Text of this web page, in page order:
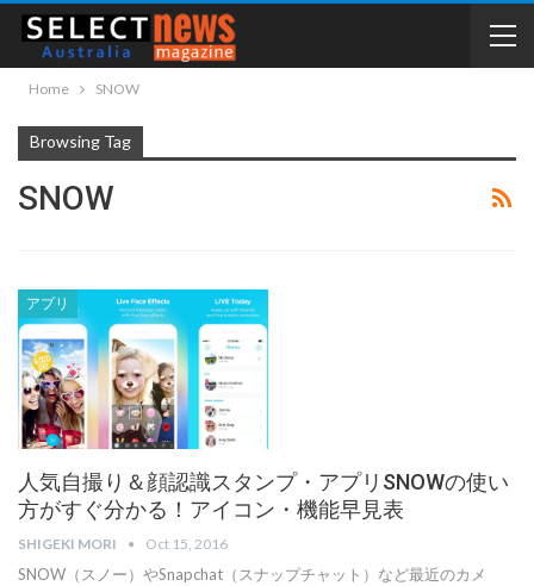
Home SNOW
Browsing Tag
SNOW
アプリ
人気自撮り＆顔認識スタンプ・アプリSNOWの使い
方がすぐ分かる！アイコン・機能早見表
SHIGEKI MORI Oct 15, 2016
SNOW（スノー）やSnapchat（スナップチャット）など最近のカメ